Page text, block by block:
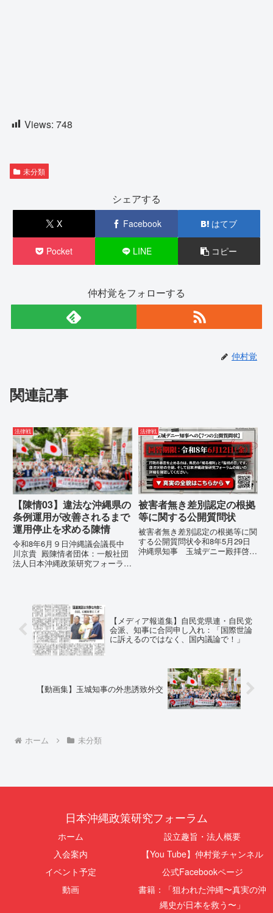
Views: 748
未分類
シェアする
X Facebook はてブ
Pocket LINE コピー
仲村覚をフォローする
仲村覚
関連記事
法律戦
【陳情03】違法な沖縄県の
条例運用が改善されるまで
運用停止を求める陳情
令和8年6月９日沖縄議会議長中
川京貴 殿陳情者団体：一般社団
法人日本沖縄政策研究フォーラム
るまで運用停止を求める陳情陳情
の趣旨沖縄県は、「沖縄県...
法律戦
被害者無き差別認定の根拠
等に関する公開質問状
被害者無き差別認定の根拠等に関
する公開質問状令和8年5月29日
沖縄県知事 玉城デニー殿拝啓貴
【メディア報道集】自民党県連・自民党
会派、知事に合同申し入れ：「国際世論
に訴えるのではなく、国内議論で！」
【動画集】玉城知事の外患誘致外交
ホーム 未分類
日本沖縄政策研究フォーラム
ホーム
設立趣旨・法人概要
入会案内
【You Tube】仲村覚チャンネル
イベント予定
公式Facebookページ
動画
書籍：「狙われた沖縄〜真実の沖
縄史が日本を救う〜」